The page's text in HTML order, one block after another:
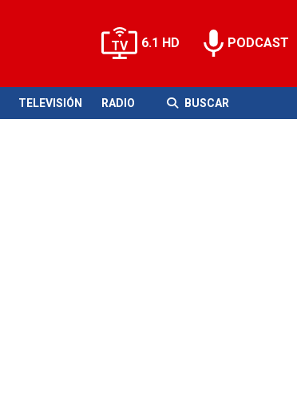
6.1 HD PODCAST
TELEVISIÓN RADIO BUSCAR